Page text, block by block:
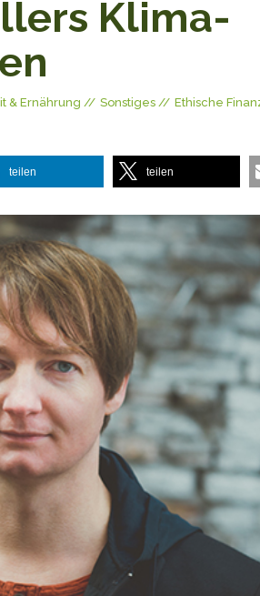
Klima-
& Ernährung Sonstiges
Ethische
teilen teilen